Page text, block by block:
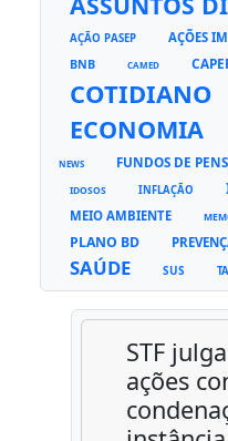
AÇÃO PASEP AÇÕES
BNB CAMED
COTIDIANO
ECONOMIA
NEWS FUNDOS DE
IDOSOS INFLAÇÃO
MEIO AMBIENTE
PLANO BD
SAÚDE SUS
STF
ações